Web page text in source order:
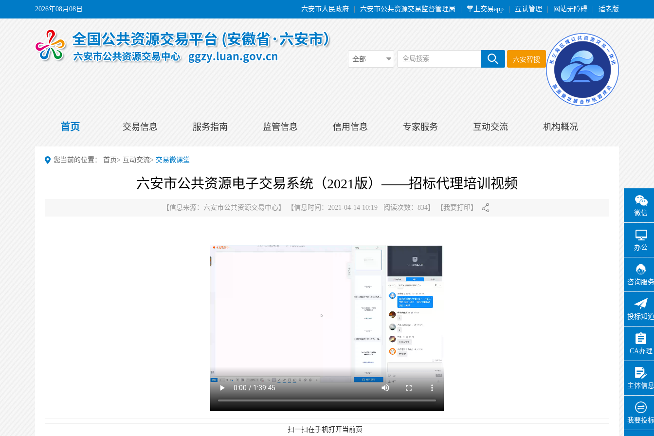
2026年08月08日 六安市人民政府 六安市公共资源交易监督管理局 掌上交易app 互认管理 网站无障碍 适老版
全部 全局搜索 六安智搜
首页 交易信息 服务指南 监管信息 信用信息 专家服务 互动交流 机构概况
微信
办公
咨询服务
投标知道
CA办理
主体信息
我要投标
您当前的位置： 首页> 互动交流> 交易微课堂
六安市公共资源电子交易系统（2021版）——招标代理培训视频
【信息来源： 六安市公共资源交易中心】 【信息时间：2021-04-14 10:19 阅读次数： 834】 【我要打印】
扫一扫在手机打开当前页